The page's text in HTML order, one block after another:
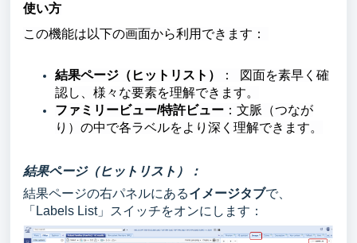
使い方
この機能は以下の画面から利用できます：
結果ページ（ヒットリスト）
： 図面を素早く確
認し、様々な要素を理解できます。
ファミリービュー/特許ビュー ：文脈（つなが
り）の中で各ラベルをより深く理解できます。
結果ページ（ヒットリスト）：
結果ページの右パネルにあるイメージタブで、
「Labels List」スイッチをオンにします：